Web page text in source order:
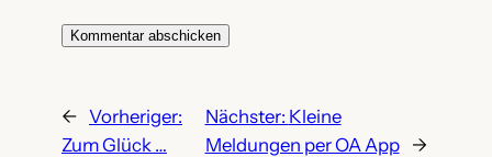
← Vorheriger:
Zum Glück …
Nächster: Kleine
Meldungen per OA App
→